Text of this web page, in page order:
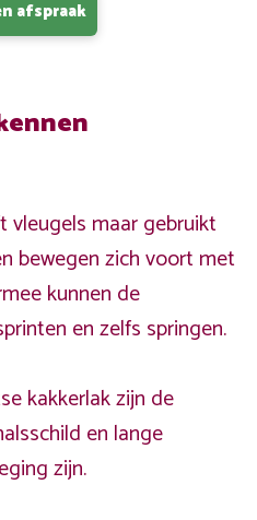
afspraak
vleugels maar gebruikt
bewegen zich voort met
kunnen de
en zelfs springen.
kakkerlak zijn de
en lange
zijn.